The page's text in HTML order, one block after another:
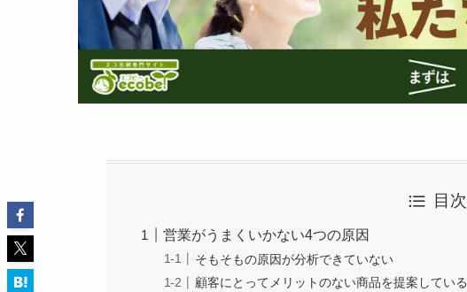
目次
営業がうまくいかない4つの原因
そもそもの原因が分析できていない
顧客にとってメリットのない商品を提案している